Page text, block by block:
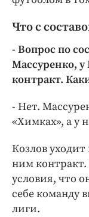
Что с
- Вопрос по
Массуренко, у
контракт.
- Нет.
«Химках», а у
Козлов
ним
условия, что
себе команду
лиги.